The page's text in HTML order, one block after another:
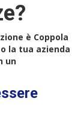
è Coppola
la tua azienda
un